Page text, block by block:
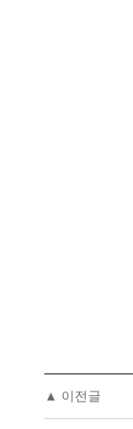
▲ 이전글